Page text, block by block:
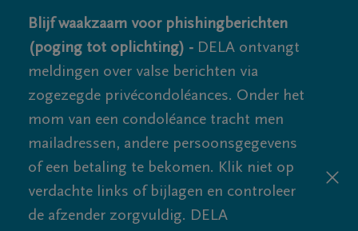
Blijf waakzaam voor phishingberichten
(poging tot oplichting) - DELA ontvangt
meldingen over valse berichten via
zogezegde privécondoléances. Onder het
mom van een condoléance tracht men
mailadressen, andere persoonsgegevens
of een betaling te bekomen. Klik niet op
verdachte links of bijlagen en controleer
de afzender zorgvuldig. DELA